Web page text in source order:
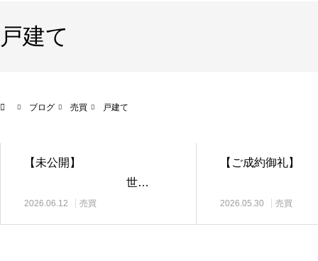
戸建て
ブログ 売買 戸建て
【未公開】
世…
2026.06.12 売買
【ご成約
2026.05.30 売買